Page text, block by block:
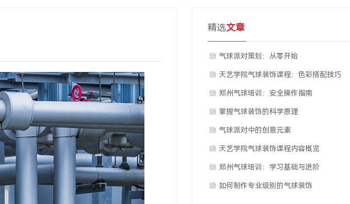
精选文章
气球派对策划：从零开始
天艺学院气球装饰课程：色彩搭配技巧
郑州气球培训：安全操作指南
掌握气球装饰的科学原理
气球派对中的创意元素
天艺学院气球装饰课程内容概览
郑州气球培训：学习基础与进阶
如何制作专业级别的气球装饰